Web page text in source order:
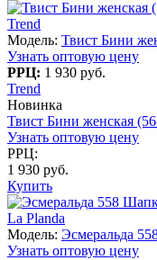
Trend
Модель: Твист Бини
Узнать оптовую цену
РРЦ: 1 930 руб.
Trend
Новинка
Твист Бини женская
Узнать оптовую цену
РРЦ:
1 930 руб.
Купить
La Planda
Модель: Эсмеральда
Узнать оптовую цену